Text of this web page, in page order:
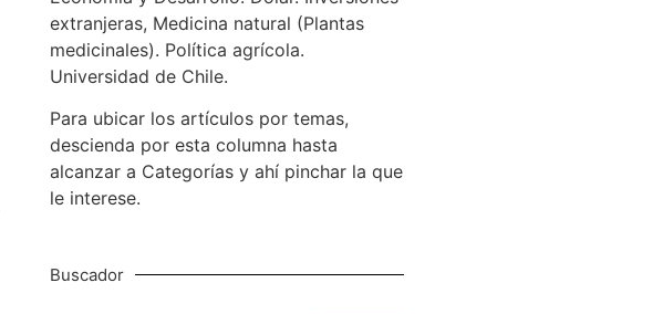
extranjeras, Medicina natural (Plantas
medicinales). Política agrícola.
Universidad de Chile.
Para ubicar los artículos por temas,
descienda por esta columna hasta
alcanzar a Categorías y ahí pinchar la que
le interese.
Buscador